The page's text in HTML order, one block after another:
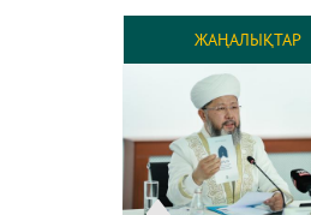
ЖАҢАЛЫҚТАР